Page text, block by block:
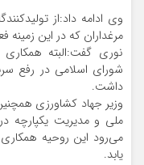
وی ادامه داد:از
مرغداران که در این زمینه
نوری گفت:البته
شورای اسلامی در رفع
داشت.
وزیر جهاد کشاورزی
ملی و مدیریت یکپارچه
می‌رود این روحیه
یابد.